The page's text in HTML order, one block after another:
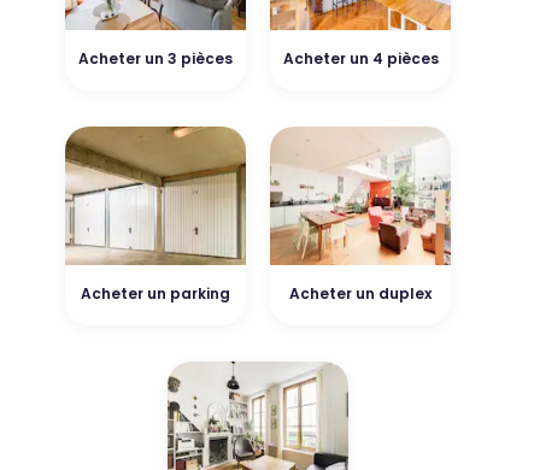
Acheter un 3 pièces Acheter un 4 pièces
Acheter un parking Acheter un duplex